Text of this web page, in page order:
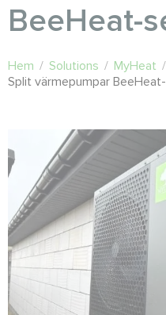
BeeHeat-
Hem / Solutions / MyHeat /
Split värmepumpar